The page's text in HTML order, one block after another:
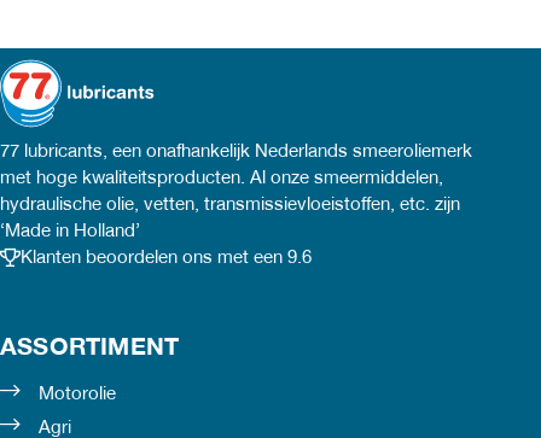
77 lubricants, een onafhankelijk Nederlands smeeroliemerk
met hoge kwaliteitsproducten. Al onze smeermiddelen,
hydraulische olie, vetten, transmissievloeistoffen, etc. zijn
‘Made in Holland’
Klanten beoordelen ons met een 9.6
ASSORTIMENT
Motorolie
Agri